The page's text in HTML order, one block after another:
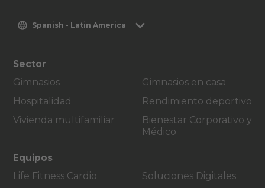
Spanish - Latin America
Sector
Gimnasios
Hospitalidad
Vivienda multifamiliar
Gimnasios en casa
Rendimiento deportivo
Bienestar Corporativo y
Médico
Equipos
Life Fitness Cardio
Soluciones Digitales